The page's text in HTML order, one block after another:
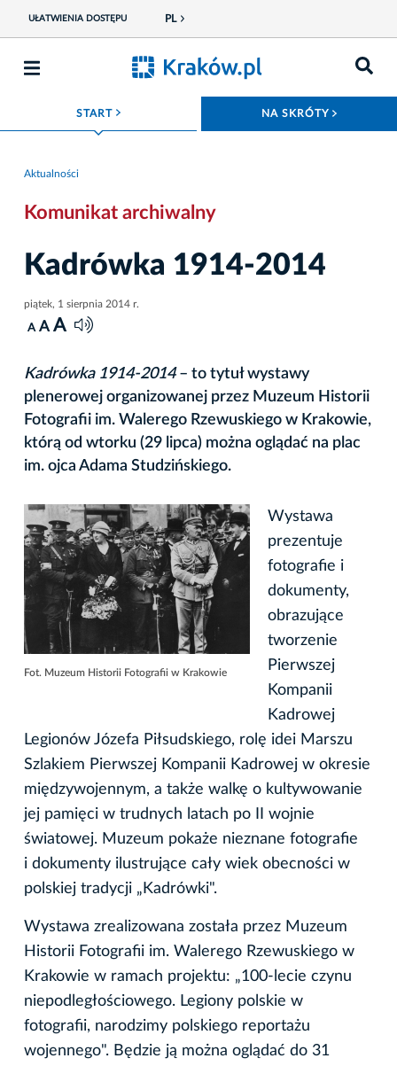
UŁATWIENIA DOSTĘPU PL
START ROZWIŃ MENU NA SKRÓTY
Aktualności
Komunikat archiwalny
Kadrówka 1914-2014
piątek, 1 sierpnia 2014 r.
A A A
Kadrówka 1914-2014– to tytuł wystawy
plenerowej organizowanej przez Muzeum Historii
Fotografii im. Walerego Rzewuskiego w Krakowie,
którą od wtorku (29 lipca) można oglądać na plac
im. ojca Adama Studzińskiego.
Fot. Muzeum Historii Fotografii w Krakowie
Wystawa
prezentuje
fotografie i
dokumenty,
obrazujące
tworzenie
Pierwszej
Kompanii
Kadrowej
Legionów Józefa Piłsudskiego, rolę idei Marszu
Szlakiem Pierwszej Kompanii Kadrowej w okresie
międzywojennym, a także walkę o kultywowanie
jej pamięci w trudnych latach po II wojnie
światowej. Muzeum pokaże nieznane fotografie
i dokumenty ilustrujące cały wiek obecności w
polskiej tradycji „Kadrówki".
Wystawa zrealizowana została przez Muzeum
Historii Fotografii im. Walerego Rzewuskiego w
Krakowie w ramach projektu: „100-lecie czynu
niepodległościowego. Legiony polskie w
fotografii, narodzimy polskiego reportażu
wojennego". Będzie ją można oglądać do 31